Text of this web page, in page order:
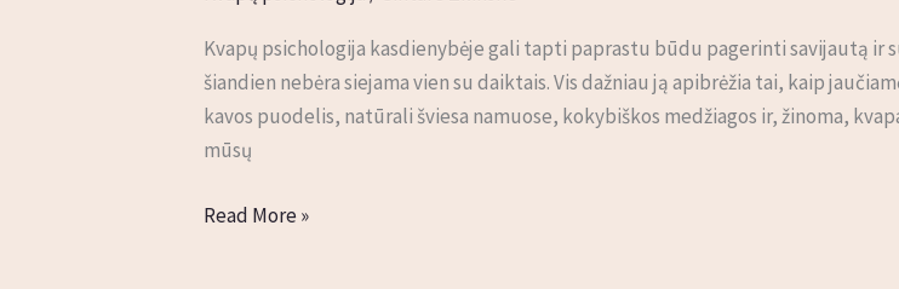
Kvapų psichologija kasdienybėje gali tapti paprastu būdu pagerinti savijautą ir
šiandien nebėra siejama vien su daiktais. Vis dažniau ją apibrėžia tai, kaip
kavos puodelis, natūrali šviesa namuose, kokybiškos medžiagos ir, žinoma,
mūsų
keičiantis
savijautą
Read More »